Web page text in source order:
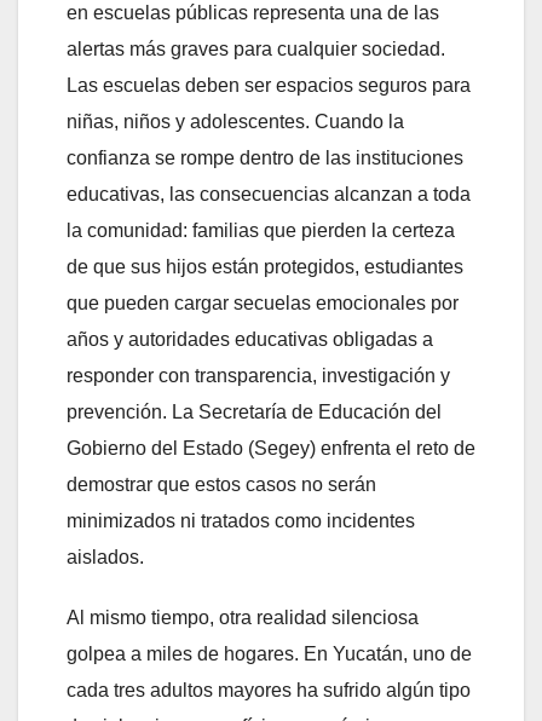
en escuelas públicas representa una de las
alertas más graves para cualquier sociedad.
Las escuelas deben ser espacios seguros para
niñas, niños y adolescentes. Cuando la
confianza se rompe dentro de las instituciones
educativas, las consecuencias alcanzan a toda
la comunidad: familias que pierden la certeza
de que sus hijos están protegidos, estudiantes
que pueden cargar secuelas emocionales por
años y autoridades educativas obligadas a
responder con transparencia, investigación y
prevención. La Secretaría de Educación del
Gobierno del Estado (Segey) enfrenta el reto de
demostrar que estos casos no serán
minimizados ni tratados como incidentes
aislados.
Al mismo tiempo, otra realidad silenciosa
golpea a miles de hogares. En Yucatán, uno de
cada tres adultos mayores ha sufrido algún tipo